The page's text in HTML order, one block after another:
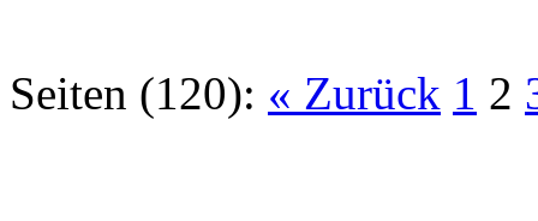
Seiten (120): « Zurück 1 2